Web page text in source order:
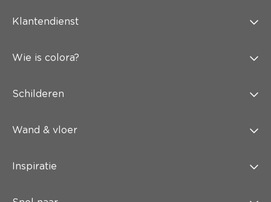
Klantendienst
Wie is colora?
Schilderen
Wand & vloer
Inspiratie